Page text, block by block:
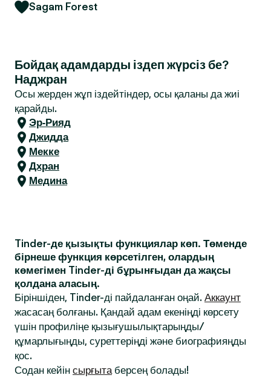
Sagam Forest
Бойдақ адамдарды іздеп жүрсіз бе?
Наджран
Осы жерден жұп іздейтіндер, осы қаланы да жиі
қарайды.
Эр-Рияд
Джидда
Мекке
Дхран
Медина
Tinder-де қызықты функциялар көп. Төменде
бірнеше функция көрсетілген, олардың
көмегімен Tinder-ді бұрынғыдан да жақсы
қолдана аласың.
Біріншіден, Tinder-ді пайдаланған оңай. Аккаунт
жасасаң болғаны. Қандай адам екеніңді көрсету
үшін профиліңе қызығушылықтарыңды/
құмарлығыңды, суреттеріңді және биографияңды
қос.
Содан кейін сырғытаберсең болады!